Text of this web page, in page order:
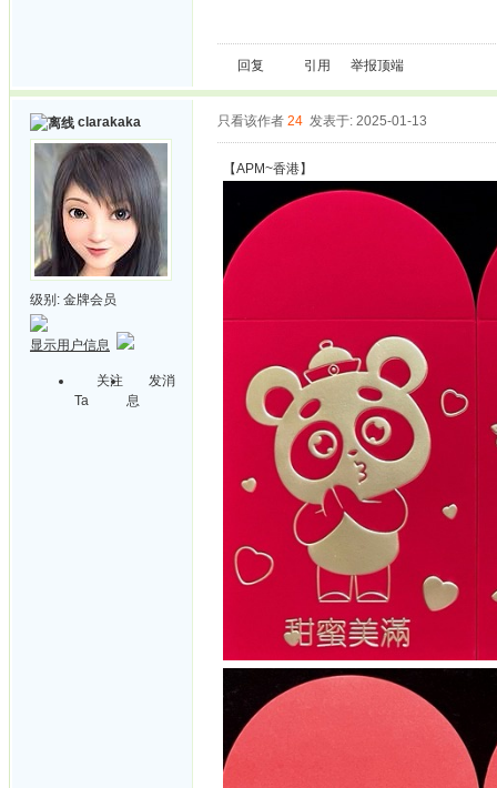
回复 引用 举报顶端
clarakaka
级别: 金牌会员
显示用户信息
关注
Ta
发消
息
只看该作者 24 发表于: 2025-01-13
【APM~香港】